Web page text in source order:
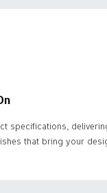
specifications,
that bring your